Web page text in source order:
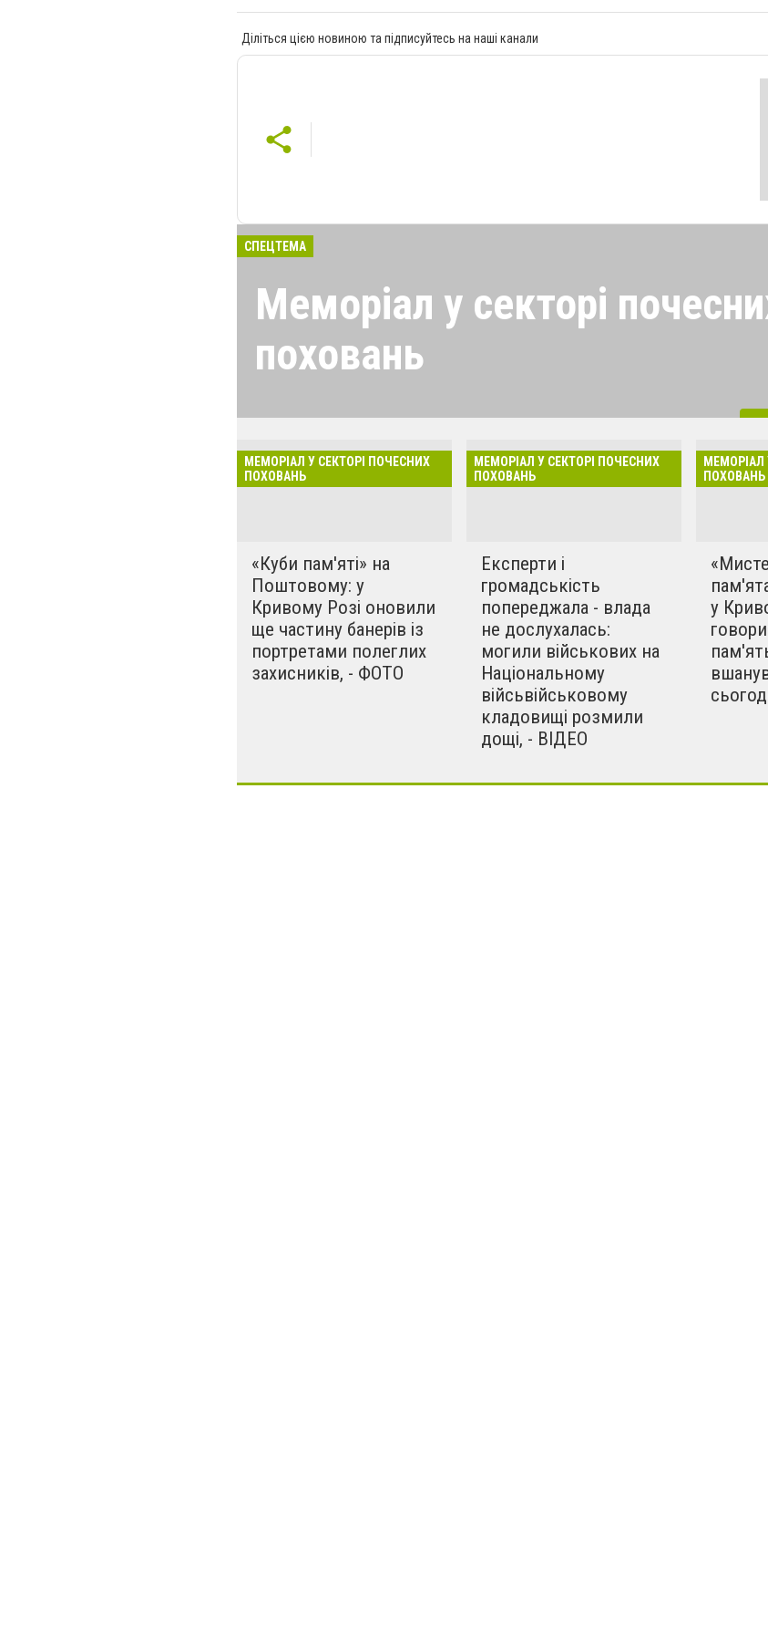
Діліться цією новиною та підписуйтесь на наші канали
СПЕЦТЕМА
Меморіал у секторі
поховань
поховань на Центральному кладовищі.
Провівши тендер і визначивши його
обговорення по факту - обговорити з
рідними загиблих військовослужбовців те,
що вже затверджено і починає
втілюватись.
МЕМОРІАЛ У СЕКТОРІ ПОЧЕСНИХ
ПОХОВАНЬ
«Куби пам'яті» на
Поштовому: у
Кривому Розі оновили
ще частину банерів із
портретами полеглих
захисників, - ФОТО
МЕМОРІАЛ У СЕКТОРІ ПОЧЕСНИХ
ПОХОВАНЬ
Експерти і
громадськість
попереджала - влада
не дослухалась:
могили військових на
Національному
війсьвійськовому
кладовищі розмили
дощі, - ВІДЕО
МЕМОРІАЛ
ПОХОВАНЬ
у